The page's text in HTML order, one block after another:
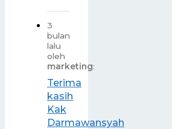
3
bulan
lalu
oleh
marketing:
Terima
kasih
Kak
Darmawansyah